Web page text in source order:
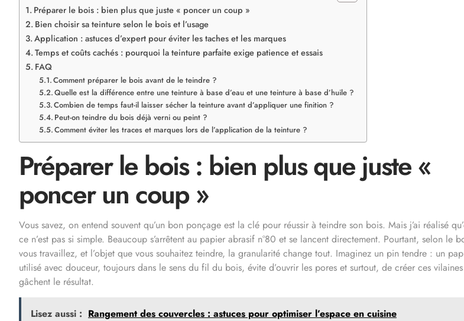
Préparer le bois : bien plus que juste « poncer un coup »
Bien choisir sa teinture selon le bois et l’usage
Application : astuces d’expert pour éviter les taches et les marques
Temps et coûts cachés : pourquoi la teinture parfaite exige patience et essais
FAQ
Comment préparer le bois avant de le teindre ?
Quelle est la différence entre une teinture à base d’eau et une teinture à base d’huile ?
Combien de temps faut-il laisser sécher la teinture avant d’appliquer une finition ?
Peut-on teindre du bois déjà verni ou peint ?
Comment éviter les traces et marques lors de l’application de la teinture ?
Préparer le bois : bien plus que juste «
poncer un coup »
Vous savez, on entend souvent qu’un bon ponçage est la clé pour réussir à teindre son bois. Mais j’ai réalisé
ce n’est pas si simple. Beaucoup s’arrêtent au papier abrasif n°80 et se lancent directement. Pourtant, selon le
vous travaillez, et l’objet que vous souhaitez teindre, la granularité change tout. Imaginez un pin tendre : un
utilisé avec douceur, toujours dans le sens du fil du bois, évite d’ouvrir les pores et surtout, de créer ces
gâchent le résultat.
Lisez aussi : Rangement des couvercles : astuces pour optimiser l’espace en cuisine